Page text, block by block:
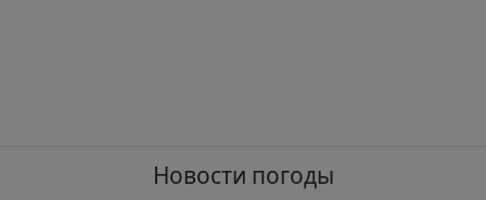
Новости погоды